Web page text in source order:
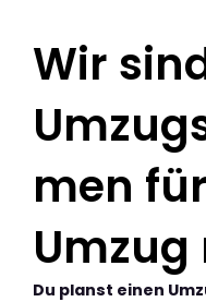
Wir
men
Umzug
Du planst einen